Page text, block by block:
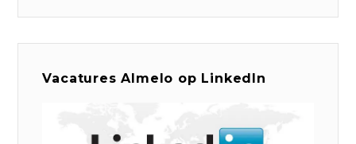
Vacatures Almelo op LinkedIn